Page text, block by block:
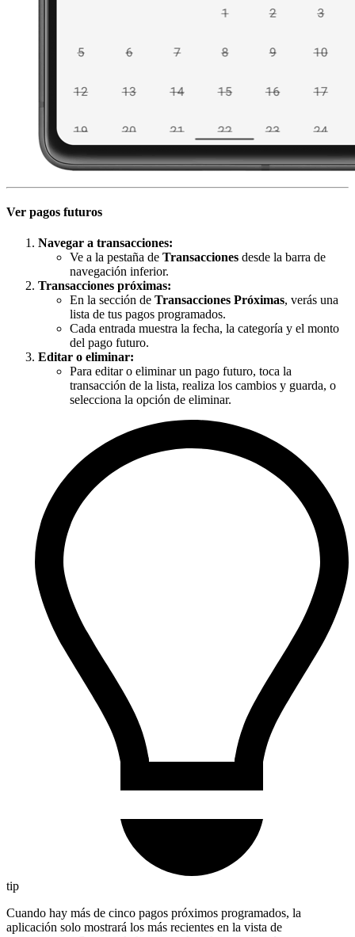
Ver pagos futuros
Navegar a transacciones:
Ve a la pestaña de Transacciones desde la barra de
navegación inferior.
Transacciones próximas:
En la sección de Transacciones Próximas, verás una
lista de tus pagos programados.
Cada entrada muestra la fecha, la categoría y el monto
del pago futuro.
Editar o eliminar:
Para editar o eliminar un pago futuro, toca la
transacción de la lista, realiza los cambios y guarda, o
selecciona la opción de eliminar.
tip
Cuando hay más de cinco pagos próximos programados, la
aplicación solo mostrará los más recientes en la vista de